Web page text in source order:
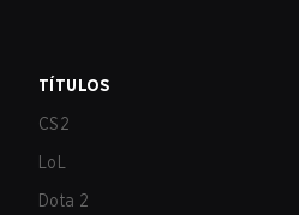
TÍTULOS
CS2
LoL
Dota 2